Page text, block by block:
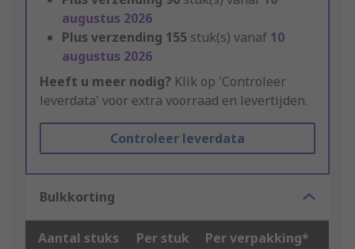
augustus 2026
Plus verzending 155 stuk(s) vanaf 10
augustus 2026
Heeft u meer nodig? Klik op 'Controleer
leverdata' voor extra voorraad en levertijden.
Controleer leverdata
Bulkkorting
Aantal stuks Per stuk Per verpakking*